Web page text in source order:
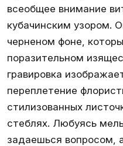
всеобщее внимание
кубачинским узором.
черненом фоне,
поразительном
гравировка
переплетение
стилизованных
стеблях. Любуясь
задаешься вопросом,